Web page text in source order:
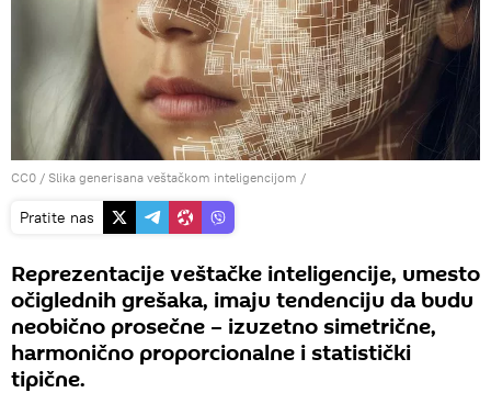
CC0 / Slika generisana veštačkom inteligencijom /
Pratite nas
Reprezentacije veštačke inteligencije, umesto
očiglednih grešaka, imaju tendenciju da budu
neobično prosečne – izuzetno simetrične,
harmonično proporcionalne i statistički
tipične.